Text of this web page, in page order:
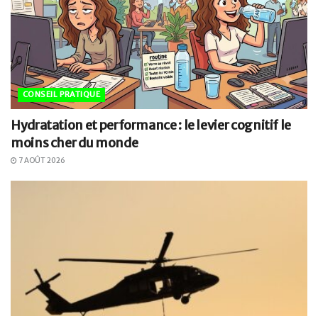
CONSEIL PRATIQUE
Hydratation et performance : le levier cognitif le
moins cher du monde
7 AOÛT 2026